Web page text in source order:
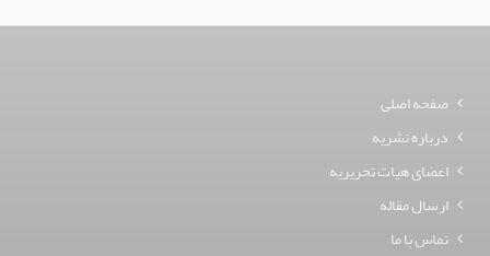
صفحه اصلی
درباره نشریه
اعضای هیات تحریریه
ارسال مقاله
تماس با ما